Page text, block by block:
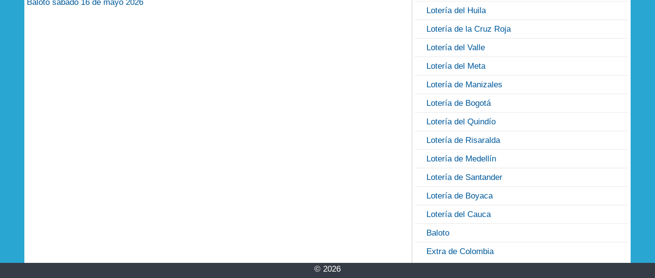
Baloto sábado 16 de mayo 2026
Lotería del Huila
Lotería de la Cruz Roja
Lotería del Valle
Lotería del Meta
Lotería de Manizales
Lotería de Bogotá
Lotería del Quindío
Lotería de Risaralda
Lotería de Medellín
Lotería de Santander
Lotería de Boyaca
Lotería del Cauca
Baloto
Extra de Colombia
© 2026